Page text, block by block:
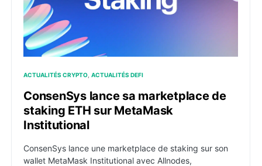
ACTUALITÉS CRYPTO ACTUALITÉS DEFI
ConsenSys lance sa marketplace de
staking ETH sur MetaMask
Institutional
ConsenSys lance une marketplace de staking sur son
wallet MetaMask Institutional avec Allnodes,